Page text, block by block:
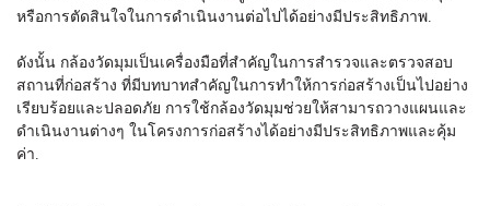
หรือการตัดสินใจในการดำเนินงานต่อไปได้อย่างมีประสิทธิภาพ.
ดังนั้น กล้องวัดมุมเป็นเครื่องมือที่สำคัญในการสำรวจและตรวจสอบ
สถานที่ก่อสร้าง ที่มีบทบาทสำคัญในการทำให้การก่อสร้างเป็นไปอย่าง
เรียบร้อยและปลอดภัย การใช้กล้องวัดมุมช่วยให้สามารถวางแผนและ
ดำเนินงานต่างๆ ในโครงการก่อสร้างได้อย่างมีประสิทธิภาพและคุ้ม
ค่า.